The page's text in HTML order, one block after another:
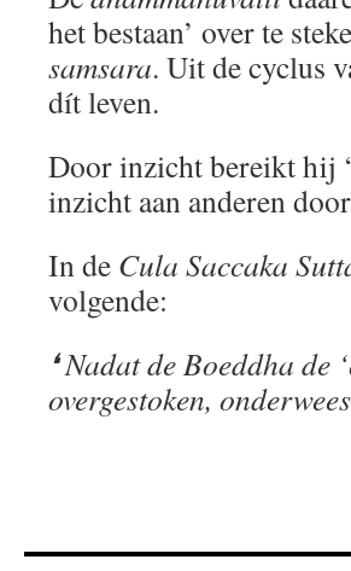
het bestaan’ over te
samsara. Uit de cyclus
dít leven.
Door inzicht bereikt hij
inzicht aan anderen
In de Cula Saccaka
volgende:
❛ Nadat de Boeddha de
overgestoken,